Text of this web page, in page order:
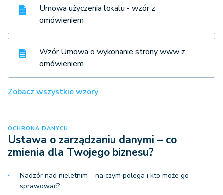
Umowa użyczenia lokalu - wzór z
omówieniem
Wzór Umowa o wykonanie strony www z
omówieniem
Zobacz wszystkie wzory
OCHRONA DANYCH
Ustawa o zarządzaniu danymi – co
zmienia dla Twojego biznesu?
Nadzór nad nieletnim – na czym polega i kto może go
sprawować?